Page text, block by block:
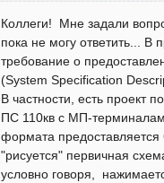
Коллеги! Мне задали
пока не могу ответить... В
требование о
(System Specification
В частности, есть проект
ПС 110кв с МП-
формата
"рисуется" первичная
условно говоря,